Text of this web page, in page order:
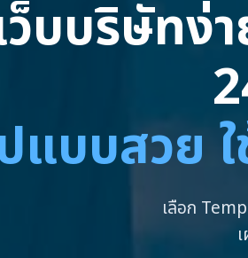
ว็บบริษัทง่
แบบสวย
เลือก